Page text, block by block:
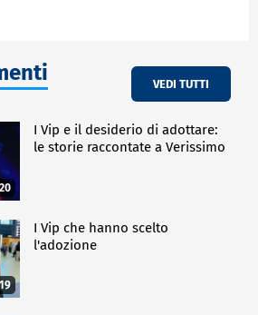
VEDI TUTTI
I Vip e il desiderio di adottare:
le storie raccontate a Verissimo
I Vip che hanno scelto
l'adozione